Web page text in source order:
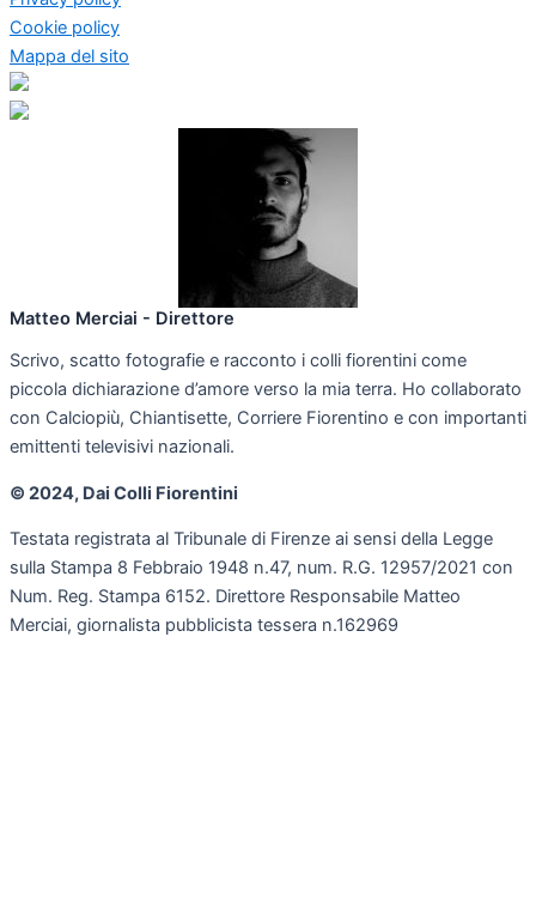
Cookie policy
Mappa del sito
Matteo Merciai - Direttore
Scrivo, scatto fotografie e racconto i colli fiorentini come
piccola dichiarazione d’amore verso la mia terra. Ho collaborato
con Calciopiù, Chiantisette, Corriere Fiorentino e con importanti
emittenti televisivi nazionali.
© 2024, Dai Colli Fiorentini
Testata registrata al Tribunale di Firenze ai sensi della Legge
sulla Stampa 8 Febbraio 1948 n.47, num. R.G. 12957/2021 con
Num. Reg. Stampa 6152. Direttore Responsabile Matteo
Merciai, giornalista pubblicista tessera n.162969